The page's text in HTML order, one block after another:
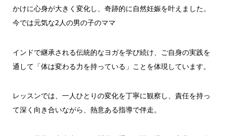
かけに心身が大きく変化し、奇跡的に自然妊娠を叶えました。
今では元気な2人の男の子のママ
インドで継承される伝統的なヨガを学び続け、ご自身の実践を
通して「体は変わる力を持っている」ことを体現しています。
レッスンでは、一人ひとりの変化を丁寧に観察し、責任を持っ
て深く向き合いながら、熱意ある指導で伴走。